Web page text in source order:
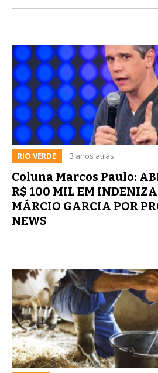
RIO VERDE 3 anos atrás
Coluna Marcos Paulo:
R$ 100 MIL EM
MÁRCIO GARCIA POR
NEWS